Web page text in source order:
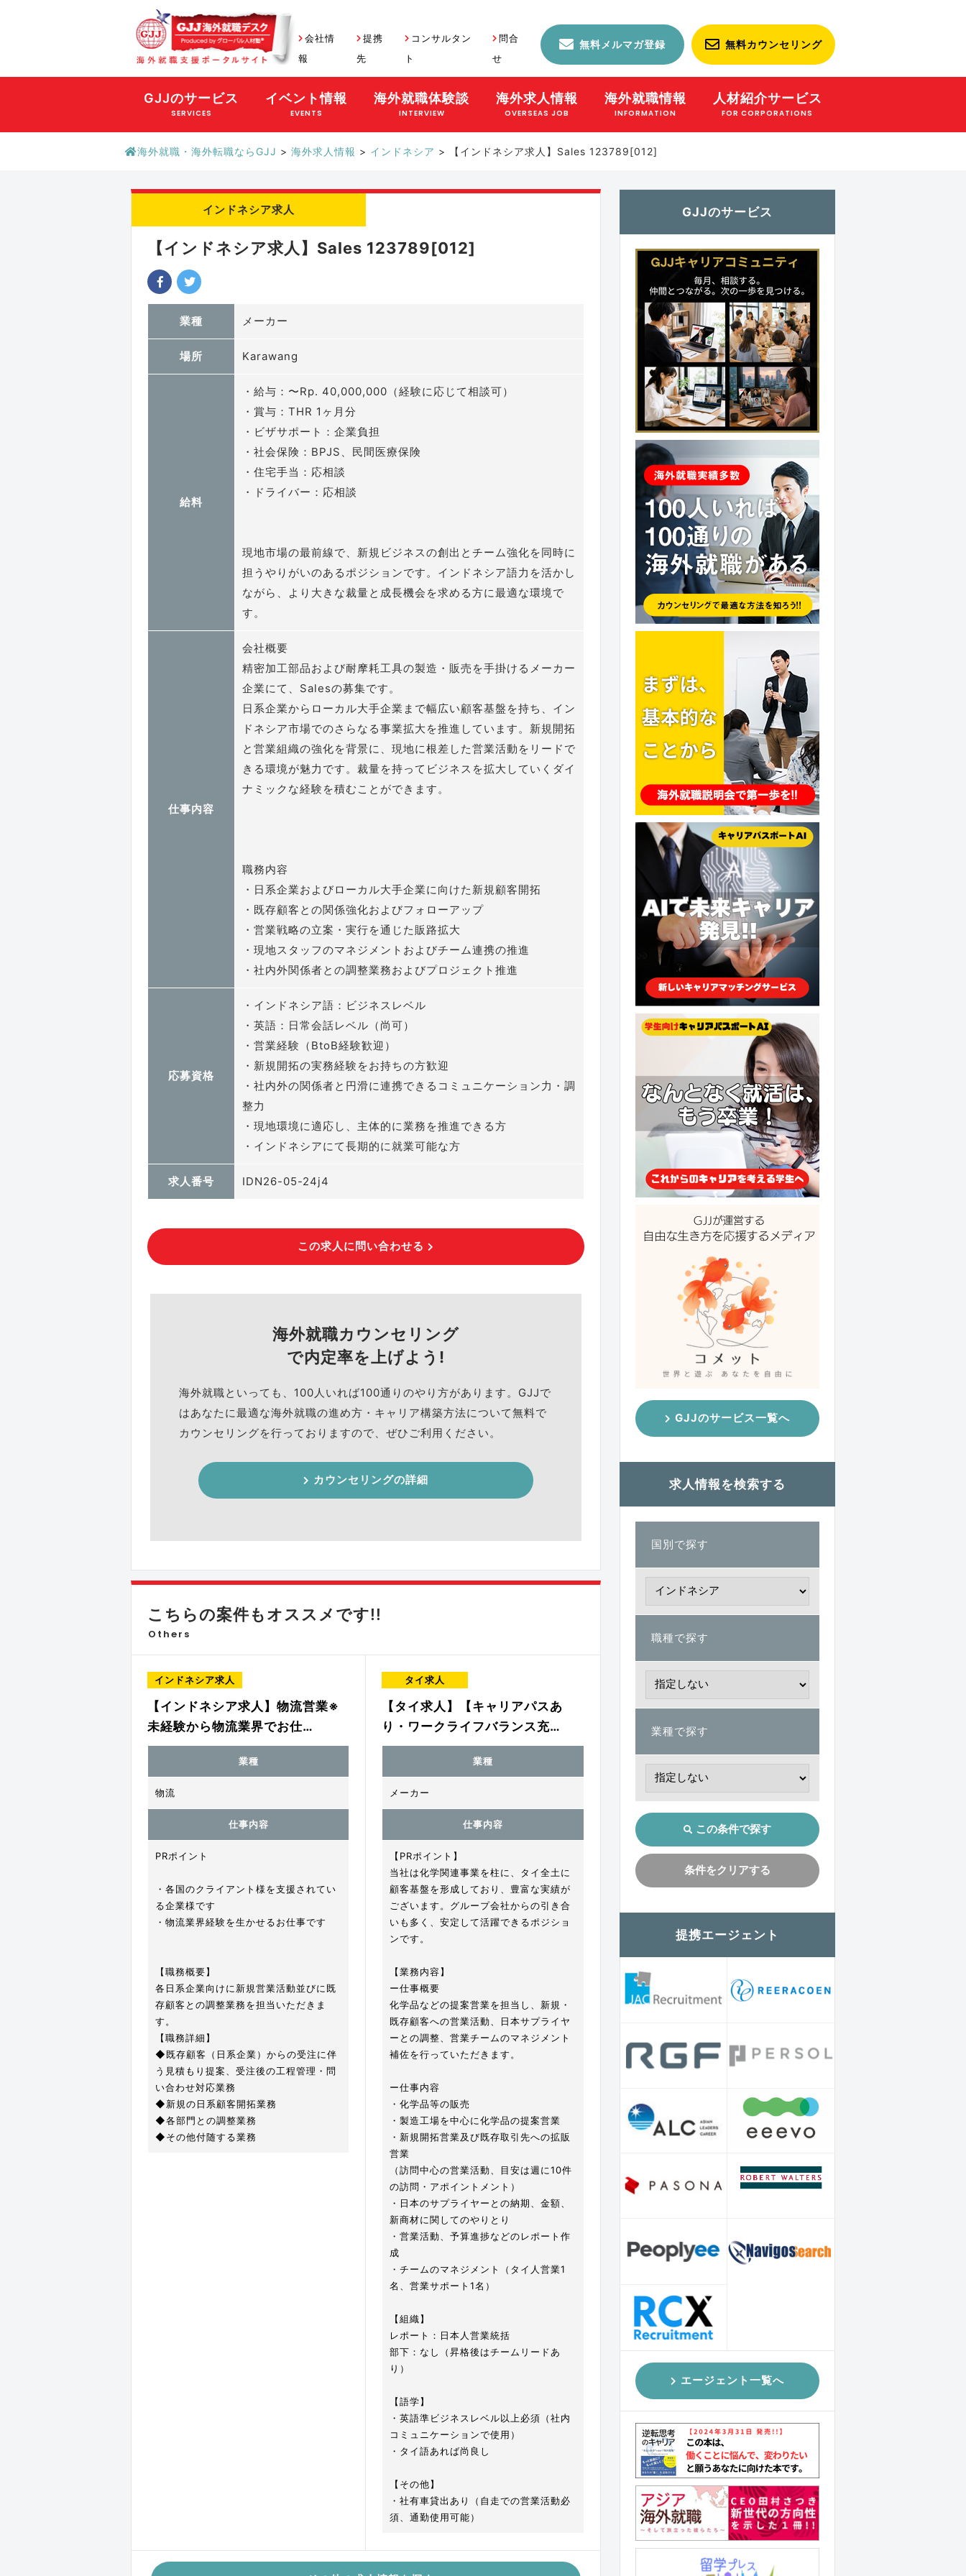
会社情
報
提携
先
コンサルタン
ト
問合
せ
無料メルマガ登録 無料カウンセリング
GJJのサービス
SERVICES
イベント情報
EVENTS
海外就職体験談
INTERVIEW
海外求人情報
OVERSEAS JOB
海外就職情報
INFORMATION
人材紹介サービス
FOR CORPORATIONS
海外就職・海外転職ならGJJ > 海外求人情報 > インドネシア > 【インドネシア求人】Sales 123789[012]
インドネシア求人
【インドネシア求人】Sales 123789[012]
業種 メーカー
場所 Karawang
給料
・給与：〜Rp. 40,000,000（経験に応じて相談可）
・賞与：THR 1ヶ月分
・ビザサポート：企業負担
・社会保険：BPJS、民間医療保険
・住宅手当：応相談
・ドライバー：応相談
現地市場の最前線で、新規ビジネスの創出とチーム強化を同時に
担うやりがいのあるポジションです。インドネシア語力を活かし
ながら、より大きな裁量と成長機会を求める方に最適な環境で
す。
仕事内容
会社概要
精密加工部品および耐摩耗工具の製造・販売を手掛けるメーカー
企業にて、Salesの募集です。
日系企業からローカル大手企業まで幅広い顧客基盤を持ち、イン
ドネシア市場でのさらなる事業拡大を推進しています。新規開拓
と営業組織の強化を背景に、現地に根差した営業活動をリードで
きる環境が魅力です。裁量を持ってビジネスを拡大していくダイ
ナミックな経験を積むことができます。
職務内容
・日系企業およびローカル大手企業に向けた新規顧客開拓
・既存顧客との関係強化およびフォローアップ
・営業戦略の立案・実行を通じた販路拡大
・現地スタッフのマネジメントおよびチーム連携の推進
・社内外関係者との調整業務およびプロジェクト推進
応募資格
・インドネシア語：ビジネスレベル
・英語：日常会話レベル（尚可）
・営業経験（BtoB経験歓迎）
・新規開拓の実務経験をお持ちの方歓迎
・社内外の関係者と円滑に連携できるコミュニケーション力・調
整力
・現地環境に適応し、主体的に業務を推進できる方
・インドネシアにて長期的に就業可能な方
求人番号 IDN26-05-24j4
この求人に問い合わせる
海外就職カウンセリング
で内定率を上げよう!
海外就職といっても、100人いれば100通りのやり方があります。GJJで
はあなたに最適な海外就職の進め方・キャリア構築方法について無料で
カウンセリングを行っておりますので、ぜひご利用ください。
カウンセリングの詳細
こちらの案件もオススメです!!
Others
インドネシア求人
【インドネシア求人】物流営業※
未経験から物流業界でお仕…
業種
物流
仕事内容
PRポイント
・各国のクライアント様を支援されてい
る企業様です
・物流業界経験を生かせるお仕事です
【職務概要】
各日系企業向けに新規営業活動並びに既
存顧客との調整業務を担当いただきま
す。
【職務詳細】
◆既存顧客（日系企業）からの受注に伴
う見積もり提案、受注後の工程管理・問
い合わせ対応業務
◆新規の日系顧客開拓業務
◆各部門との調整業務
◆その他付随する業務
タイ求人
【タイ求人】【キャリアパスあ
り・ワークライフバランス充…
業種
メーカー
仕事内容
【PRポイント】
当社は化学関連事業を柱に、タイ全土に
顧客基盤を形成しており、豊富な実績が
ございます。グループ会社からの引き合
いも多く、安定して活躍できるポジショ
ンです。
【業務内容】
ー仕事概要
化学品などの提案営業を担当し、新規・
既存顧客への営業活動、日本サプライヤ
ーとの調整、営業チームのマネジメント
補佐を行っていただきます。
ー仕事内容
・化学品等の販売
・製造工場を中心に化学品の提案営業
・新規開拓営業及び既存取引先への拡販
営業
（訪問中心の営業活動、目安は週に10件
の訪問・アポイントメント）
・日本のサプライヤーとの納期、金額、
新商材に関してのやりとり
・営業活動、予算進捗などのレポート作
成
・チームのマネジメント（タイ人営業1
名、営業サポート1名）
【組織】
レポート：日本人営業統括
部下：なし（昇格後はチームリードあ
り）
【語学】
・英語準ビジネスレベル以上必須（社内
コミュニケーションで使用）
・タイ語あれば尚良し
【その他】
・社有車貸出あり（自走での営業活動必
須、通勤使用可能）
GJJのサービス
GJJのサービス一覧へ
求人情報を検索する
国別で探す
職種で探す
業種で探す
この条件で探す
条件をクリアする
提携エージェント
エージェント一覧へ